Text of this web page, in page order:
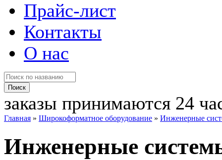
Прайс-лист
Контакты
О нас
заказы принимаются 24
Главная » Широкоформатное оборудование » Инженерные
Инженерные